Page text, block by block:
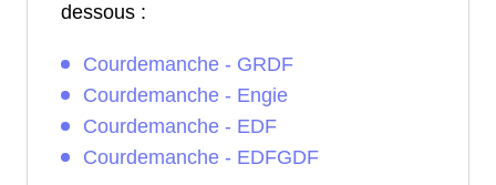
dessous :
Courdemanche - GRDF
Courdemanche - Engie
Courdemanche - EDF
Courdemanche - EDFGDF